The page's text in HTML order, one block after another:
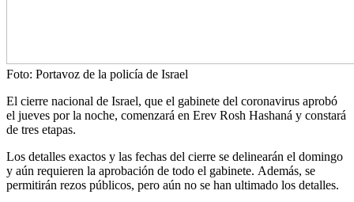
Foto: Portavoz de la policía de Israel
El cierre nacional de Israel, que el gabinete del coronavirus aprobó
el jueves por la noche, comenzará en Erev Rosh Hashaná y constará
de tres etapas.
Los detalles exactos y las fechas del cierre se delinearán el domingo
y aún requieren la aprobación de todo el gabinete. Además, se
permitirán rezos públicos, pero aún no se han ultimado los detalles.